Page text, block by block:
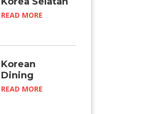
dengan Biaya
Daejeon
READ MORE
Korean
Dining
Etiquette
READ MORE